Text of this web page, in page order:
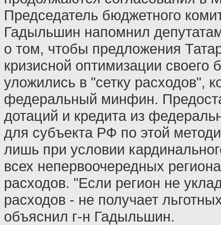
Председатель бюджетного
Гадыльшин напомнил
о том, чтобы предложения
кризисной оптимизации своего
уложились в "сетку расходов",
федеральный минфин.
дотаций и кредита из
для субъекта РФ по этой
лишь при условии
всех непервоочередных
расходов. "Если регион не
расходов - не получает
объяснил г-н Гадыльшин.